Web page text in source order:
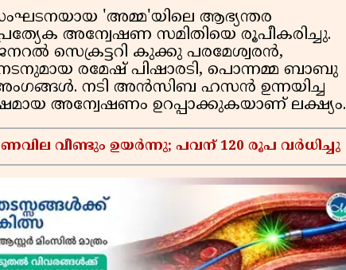
'അമ്മ'യിലെ ആഭ്യന്തര
അന്വേഷണ സമിതിയെ രൂപീകരിച്ചു.
സെക്രട്ടറി കുക്കു പരമേശ്വരൻ,
രമേഷ് പിഷാരടി, പൊന്നമ്മ ബാബു
നടി അൻസിബ ഹസൻ ഉന്നയിച്ച
അന്വേഷണം ഉറപ്പാക്കുകയാണ് ലക്ഷ്യം.
വീണ്ടും ഉയർന്നു; പവന് 120 രൂപ വര്‍ധിച്ചു